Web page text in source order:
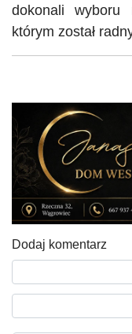
dokonali wyboru
którym został
Dodaj komentarz
Tekst komentarza